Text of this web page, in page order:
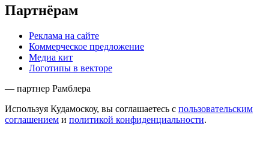
Партнёрам
Реклама на сайте
Коммерческое предложение
Медиа кит
Логотипы в векторе
— партнер Рамблера
Используя Кудамоскоу, вы соглашаетесь с пользовательским
соглашением и политикой конфиденциальности.